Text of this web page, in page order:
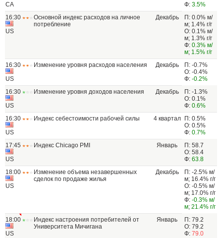
CA
Ф: 3.5%
16:30
US
Основной индекс расходов на личное
потребление
Декабрь
П: 0.0% м/
м; 1.4% г/г
О: 0.1% м/
м; 1.3% г/г
Ф: 0.3% м/
м; 1.5% г/г
16:30
US
Изменение уровня расходов населения Декабрь
П: -0.7%
О: -0.4%
Ф: -0.2%
16:30
US
Изменение уровня доходов населения Декабрь
П: -1.3%
О: 0.1%
Ф: 0.6%
16:30
US
Индекс себестоимости рабочей силы 4 квартал
П: 0.5%
О: 0.5%
Ф: 0.7%
17:45
US
Индекс Chicago PMI Январь
П: 58.7
О: 58.4
Ф: 63.8
18:00
US
Изменение объема незавершенных
сделок по продаже жилья
Декабрь
П: -2.5% м/
м; 16.4% г/г
О: -0.5% м/
м; 17.0% г/г
Ф: -0.3% м/
м; 21.4% г/г
18:00
US
Индекс настроения потребителей от
Университета Мичигана
Январь
П: 79.2
О: 79.2
Ф: 79.0